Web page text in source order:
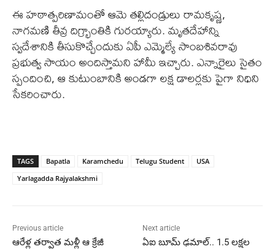
ఈ హఠాత్పరిణామంతో ఆమె తల్లిదండ్రులు రామకృష్ణ,
నాగమణి తీవ్ర దిగ్భ్రాంతికి గురయ్యారు. మృతదేహాన్ని
స్వదేశానికి తీసుకొచ్చేందుకు ఏపీ ఎమ్మెల్యే సాంబశివరావు
ప్రభుత్వ సాయం అందిస్తామని హామీ ఇచ్చారు. ఎన్నారైలు సైతం
స్పందించి, ఆ కుటుంబానికి అండగా లక్ష డాలర్లకు పైగా నిధిని
సేకరించారు.
TAGS Bapatla Karamchedu Telugu Student
USA
Yarlagadda Rajyalakshmi
Previous article
ఆరేళ్ల తర్వాత మళ్లీ ఆ క్రేజీ
Next article
ఏఐ బూమ్ ఢమాల్.. 1.5 లక్షల